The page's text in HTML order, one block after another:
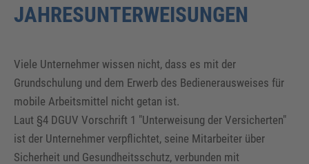
JAHRESUNTERWEISUNGEN
Viele Unternehmer wissen nicht, dass es mit der
Grundschulung und dem Erwerb des Bedienerausweises für
mobile Arbeitsmittel nicht getan ist.
Laut §4 DGUV Vorschrift 1 "Unterweisung der Versicherten"
ist der Unternehmer verpflichtet, seine Mitarbeiter über
Sicherheit und Gesundheitsschutz, verbunden mit